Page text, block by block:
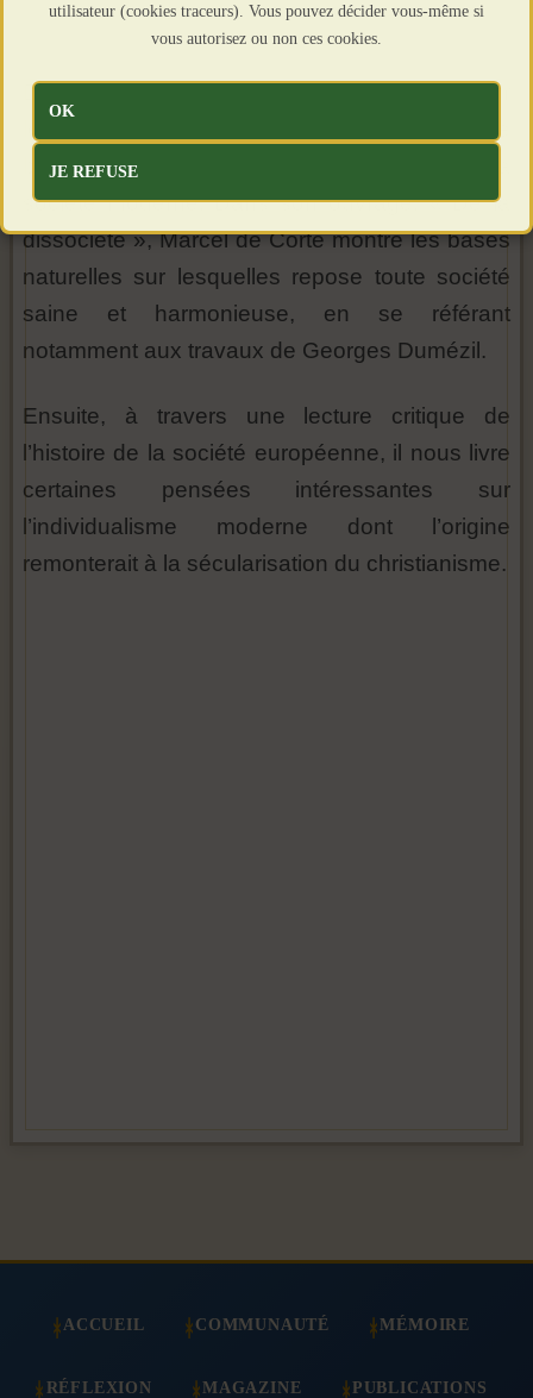
Dans cette vidéo, nous nous pencherons sur
belge aristotélicien, sur la dissolution de la
société moderne. Dans son ouvrage, « De la
dissociété », Marcel de Corte montre les bases
naturelles sur lesquelles repose toute société
saine et harmonieuse, en se référant
notamment aux travaux de Georges Dumézil.
Ensuite, à travers une lecture critique de
l’histoire de la société européenne, il nous livre
certaines pensées intéressantes sur
l’individualisme moderne dont l’origine
remonterait à la sécularisation du christianisme.
ACCUEIL COMMUNAUTÉ MÉMOIRE
RÉFLEXION MAGAZINE PUBLICATIONS
utilisateur (cookies traceurs). Vous pouvez décider vous-même si
vous autorisez ou non ces cookies.
OK
JE REFUSE